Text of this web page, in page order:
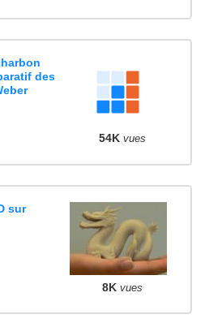
des
54K vues
sur
8K vues